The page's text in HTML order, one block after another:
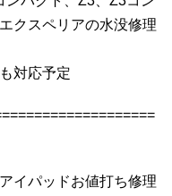
クスペリアの水没修理
対応予定
イパッドお値打ち修理